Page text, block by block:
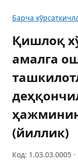
Барча
Қишлоқ
амалга
(йиллик)
Код: 1.03.03.0005